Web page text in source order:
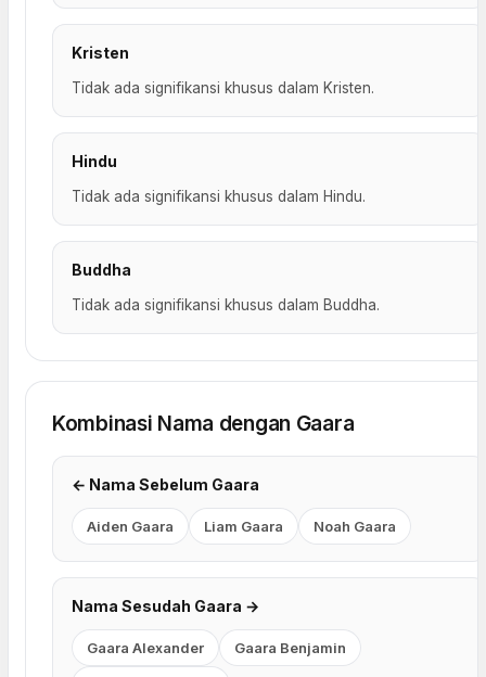
Kristen
Tidak ada signifikansi khusus dalam Kristen.
Hindu
Tidak ada signifikansi khusus dalam Hindu.
Buddha
Tidak ada signifikansi khusus dalam Buddha.
Kombinasi Nama dengan Gaara
← Nama Sebelum Gaara
Aiden Gaara Liam Gaara Noah Gaara
Nama Sesudah Gaara →
Gaara Alexander Gaara Benjamin